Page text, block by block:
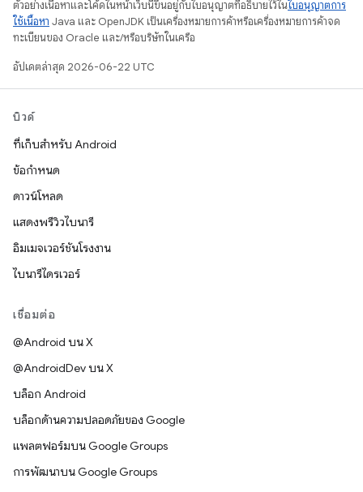
ตัวอย่างเนื้อหาและโค้ดในหน้าเว็บนี้ขึ้นอยู่กับใบอนุญาตที่อธิบายไว้ในใบอนุญาตการ
ใช้เนื้อหา Java และ OpenJDK เป็นเครื่องหมายการค้าหรือเครื่องหมายการค้าจด
ทะเบียนของ Oracle และ/หรือบริษัทในเครือ
อัปเดตล่าสุด 2026-06-22 UTC
บิวด์
ที่เก็บสำหรับ Android
ข้อกำหนด
ดาวน์โหลด
แสดงพรีวิวไบนารี
อิมเมจเวอร์ชันโรงงาน
ไบนารีไดรเวอร์
เชื่อมต่อ
@Android บน X
@AndroidDev บน X
บล็อก Android
บล็อกด้านความปลอดภัยของ Google
แพลตฟอร์มบน Google Groups
การพัฒนาบน Google Groups